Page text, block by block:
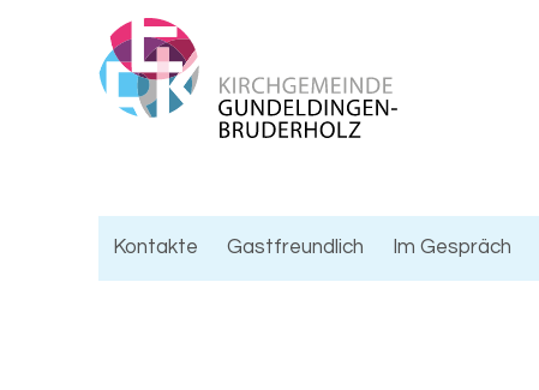
Kontakte Gastfreundlich Im Gespräch